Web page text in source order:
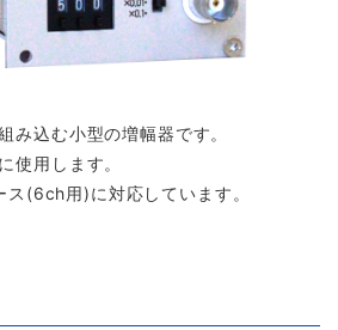
み込む小型の増幅器です。
使用します。
ス(6ch用)に対応しています。